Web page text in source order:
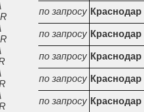
по запросу Краснодар
по запросу Краснодар
по запросу Краснодар
по запросу Краснодар
по запросу Краснодар